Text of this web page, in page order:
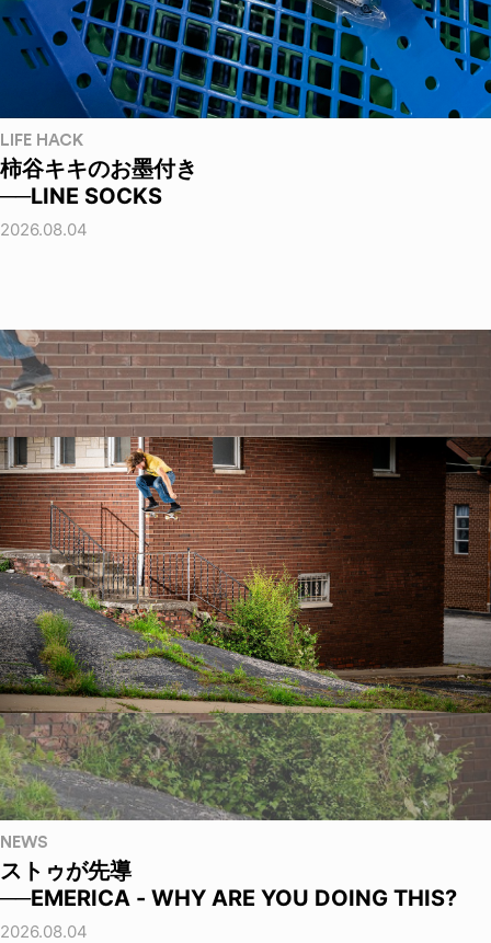
LIFE HACK
柿谷キキのお墨付き
──LINE SOCKS
2026.08.04
NEWS
ストゥが先導
──EMERICA - WHY ARE YOU DOING THIS?
2026.08.04